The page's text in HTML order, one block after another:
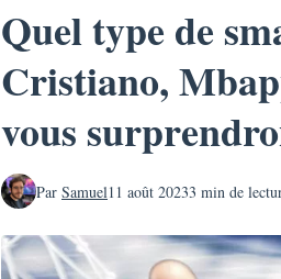
Quel type de
Cristiano,
vous
Par Samuel11 août 20233 min de